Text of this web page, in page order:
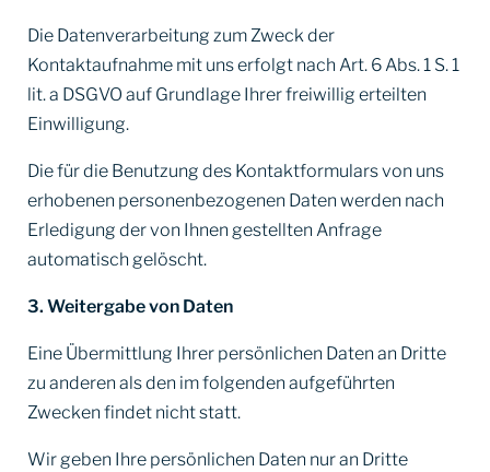
Die Datenverarbeitung zum Zweck der
Kontaktaufnahme mit uns erfolgt nach Art. 6 Abs. 1 S. 1
lit. a DSGVO auf Grundlage Ihrer freiwillig erteilten
Einwilligung.
Die für die Benutzung des Kontaktformulars von uns
erhobenen personenbezogenen Daten werden nach
Erledigung der von Ihnen gestellten Anfrage
automatisch gelöscht.
3. Weitergabe von Daten
Eine Übermittlung Ihrer persönlichen Daten an Dritte
zu anderen als den im folgenden aufgeführten
Zwecken findet nicht statt.
Wir geben Ihre persönlichen Daten nur an Dritte